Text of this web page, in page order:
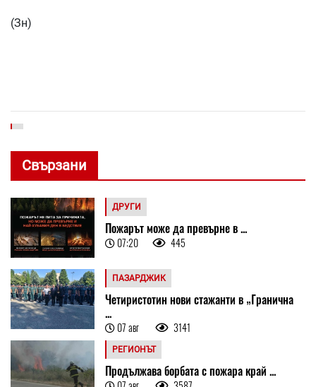
(Зн)
Свързани
ДРУГИ
Пожарът може да превърне в ...
07:20 445
ПАЗАРДЖИК
Четиристотин нови стажанти в „Гранична
...
07 авг 3141
РЕГИОНЪТ
Продължава борбата с пожара край ...